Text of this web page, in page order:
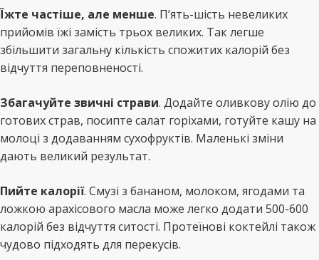
Їжте частіше, але менше. П’ять-шість невеликих
прийомів їжі замість трьох великих. Так легше
збільшити загальну кількість спожитих калорій без
відчуття переповненості.
Збагачуйте звичні страви. Додайте оливкову олію до
готових страв, посипте салат горіхами, готуйте кашу на
молоці з додаванням сухофруктів. Маленькі зміни
дають великий результат.
Пийте калорії. Смузі з бананом, молоком, ягодами та
ложкою арахісового масла може легко додати 500-600
калорій без відчуття ситості. Протеїнові коктейлі також
чудово підходять для перекусів.